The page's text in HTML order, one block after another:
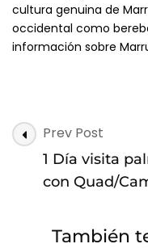
cultura genuina de
occidental como
información sobre
PostPrev Post
1 Día visita
con Quad/
También